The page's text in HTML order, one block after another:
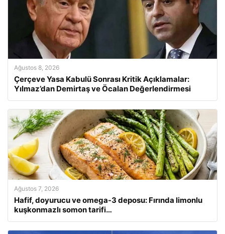
Ağustos 8, 2026
Çerçeve Yasa Kabulü Sonrası Kritik Açıklamalar:
Yılmaz’dan Demirtaş ve Öcalan Değerlendirmesi
Ağustos 7, 2026
Hafif, doyurucu ve omega-3 deposu: Fırında limonlu
kuşkonmazlı somon tarifi…